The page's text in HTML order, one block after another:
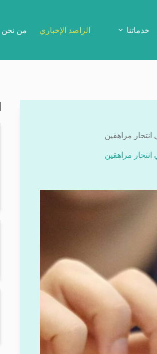
خدماتنا الراصد الإخباري من نحن
مراهقين
مراهقين